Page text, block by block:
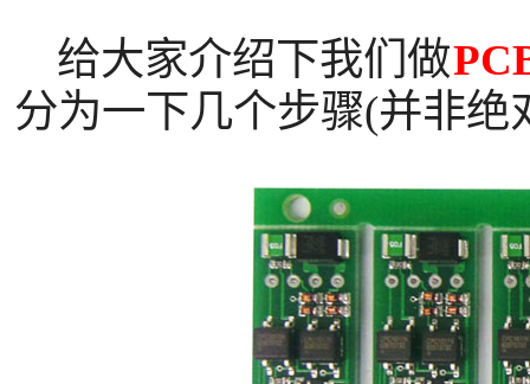
给大家介绍下我们做
分为一下几个步骤(并非绝